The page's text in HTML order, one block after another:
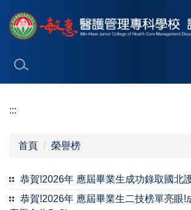
到
主
內
容
:::
首頁 榮譽榜
恭賀!2026年 應屆畢業生成功錄取國北
恭賀!2026年 應屆畢業生二技榜單亮眼!